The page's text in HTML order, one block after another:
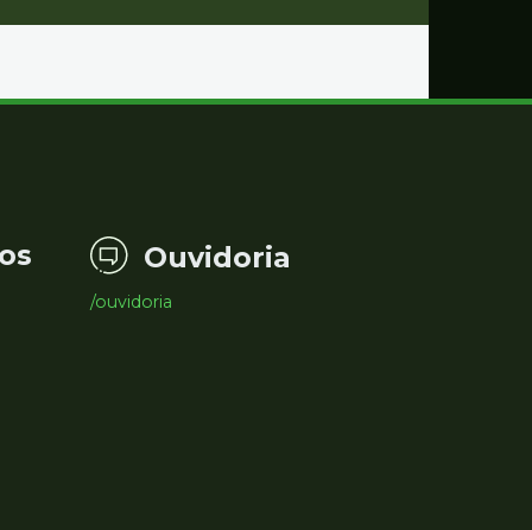
Ouvidoria
/ouvidoria